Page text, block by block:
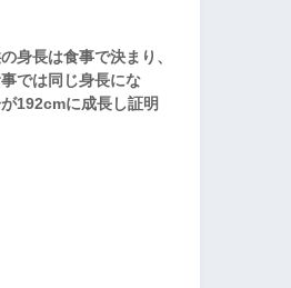
身長は食事で決まり、
では同じ身長にな
192cmに成長し証明